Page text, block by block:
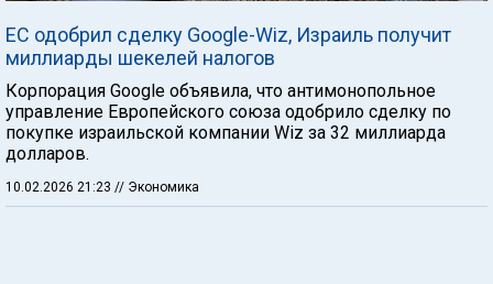
ЕС одобрил сделку Google-Wiz, Израиль получит
миллиарды шекелей налогов
Корпорация Google объявила, что антимонопольное
управление Европейского союза одобрило сделку по
покупке израильской компании Wiz за 32 миллиарда
долларов.
10.02.2026 21:23 // Экономика